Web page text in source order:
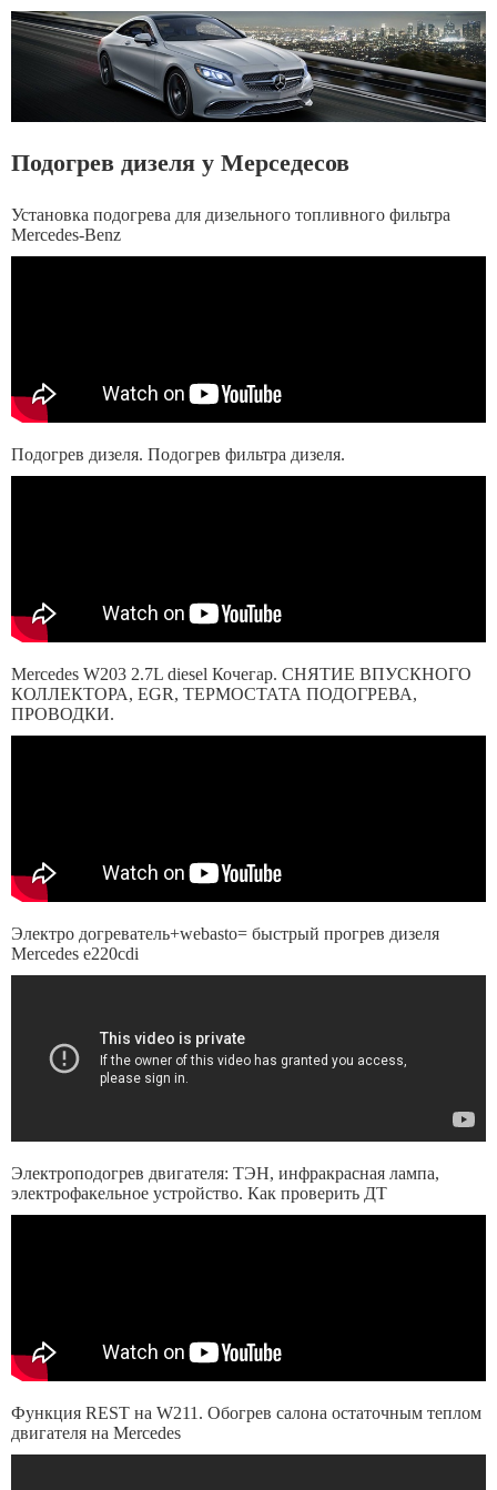
Подогрев дизеля у Мерседесов
Установка подогрева для дизельного топливного фильтра
Mercedes-Benz
Подогрев дизеля. Подогрев фильтра дизеля.
Mercedes W203 2.7L diesel Кочегар. СНЯТИЕ ВПУСКНОГО
КОЛЛЕКТОРА, EGR, ТЕРМОСТАТА ПОДОГРЕВА,
ПРОВОДКИ.
Электро догреватель+webasto= быстрый прогрев дизеля
Mercedes e220cdi
Электроподогрев двигателя: ТЭН, инфракрасная лампа,
электрофакельное устройство. Как проверить ДТ
Функция REST на W211. Обогрев салона остаточным теплом
двигателя на Mercedes